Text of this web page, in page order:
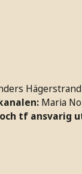
Hägerstrand
Maria
tf ansvarig